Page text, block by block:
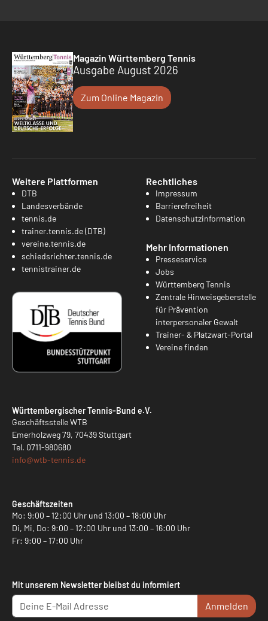
Magazin Württemberg Tennis
Ausgabe August 2026
Zum Online Magazin
Weitere Plattformen
DTB
Landesverbände
tennis.de
trainer.tennis.de (DTB)
vereine.tennis.de
schiedsrichter.tennis.de
tennistrainer.de
Rechtliches
Impressum
Barrierefreiheit
Datenschutzinformation
Mehr Informationen
Presseservice
Jobs
Württemberg Tennis
Zentrale Hinweisgeberstelle
für Prävention
interpersonaler Gewalt
Trainer- & Platzwart-Portal
Vereine finden
Württembergischer Tennis-Bund e.V.
Geschäftsstelle WTB
Emerholzweg 79, 70439 Stuttgart
Tel. 0711-980680
info@wtb-tennis.de
Geschäftszeiten
Mo: 9:00 – 12:00 Uhr und 13:00 – 18:00 Uhr
Di, Mi, Do: 9:00 – 12:00 Uhr und 13:00 – 16:00 Uhr
Fr: 9:00 – 17:00 Uhr
Mit unserem Newsletter bleibst du informiert
Anmelden